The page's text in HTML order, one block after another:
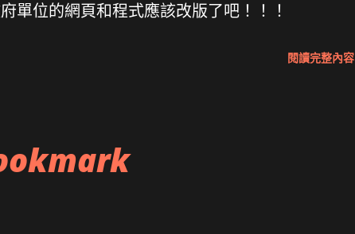
單位的網頁和程式應該改版了吧！！！
閱讀完整內容